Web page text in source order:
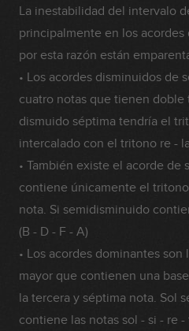
La inestabilidad del intervalo
principalmente en los
por esta razón están
• Los acordes disminuidos de
cuatro notas que tienen
dismuido séptima tendría el
intercalado con el tritono re -
• También existe el acorde de
contiene únicamente el
nota. Si semidisminuido
(B - D - F - A)
• Los acordes dominantes
mayor que contienen una
la tercera y séptima nota. Sol
contiene las notas sol - si - re -